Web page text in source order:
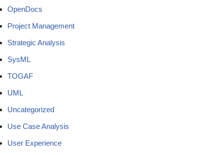
OpenDocs
Project Management
Strategic Analysis
SysML
TOGAF
UML
Uncategorized
Use Case Analysis
User Experience